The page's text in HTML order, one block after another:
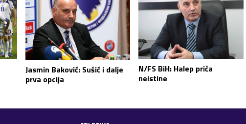
Jasmin Baković: Sušić i dalje
prva opcija
N/FS BiH: Halep priča
neistine